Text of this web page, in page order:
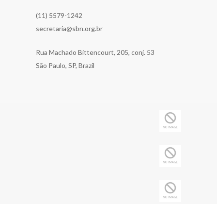
(11) 5579-1242
secretaria@sbn.org.br
Rua Machado Bittencourt, 205, conj. 53
São Paulo, SP, Brazil